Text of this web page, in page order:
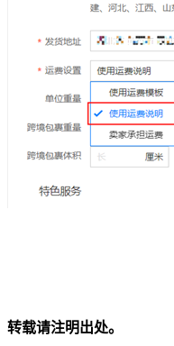
转载请注明出处。